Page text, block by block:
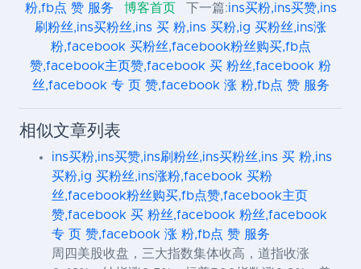
粉,fb点 赞 服务
博客首页 下一篇:ins买粉,ins买赞,ins
刷粉丝,ins买粉丝,ins 买 粉,ins 买粉,ig 买粉丝,ins涨
粉,facebook 买粉丝,facebook粉丝购买,fb点
赞,facebook主页赞,facebook 买 粉丝,facebook 粉
丝,facebook 专 页 赞,facebook 涨 粉,fb点 赞 服务
相似文章列表
ins买粉,ins买赞,ins刷粉丝,ins买粉丝,ins 买 粉,ins
买粉,ig 买粉丝,ins涨粉,facebook 买粉
丝,facebook粉丝购买,fb点赞,facebook主页
赞,facebook 买 粉丝,facebook 粉丝,facebook
专 页 赞,facebook 涨 粉,fb点 赞 服务
周四美股收盘，三大指数集体收高，道指收涨